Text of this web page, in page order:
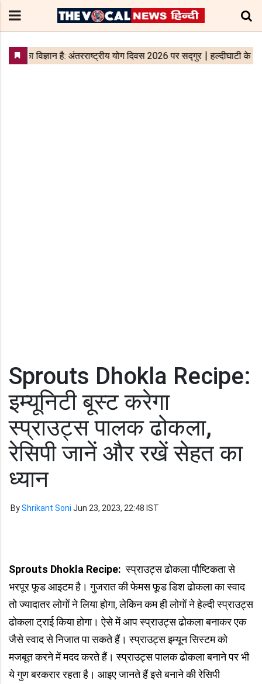
Sprouts Dhokla Recipe:
इम्यूनिटी बूस्ट करेगा
स्प्राउट्स पालक ढोकला,
रेसिपी जानें और रखें सेहत का
ध्यान
ByShrikant Soni Jun 23, 2023, 22:48 IST
Sprouts Dhokla Recipe: स्प्राउट्स ढोकला पौष्टिकता से
भरपूर फूड आइटम है। गुजरात की फेमस फू़ड डिश ढोकला का स्वाद
तो ज्यादातर लोगों ने लिया होगा, लेकिन कम ही लोगों ने हेल्दी स्प्राउट्स
ढोकला ट्राई किया होगा। ऐसे में आप स्प्राउट्स ढोकला बनाकर एक
जैसे स्वाद से निजात पा सकते हैं। स्प्राउट्स इम्यून सिस्टम को
मजबूत करने में मदद करते हैं। स्प्राउट्स पालक ढोकला बनाने पर भी
ये गुण बरकरार रहता है। आइए जानते हैं इसे बनाने की रेसिपी